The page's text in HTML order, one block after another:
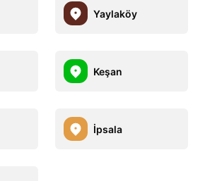
Yaylaköy
Keşan
İpsala